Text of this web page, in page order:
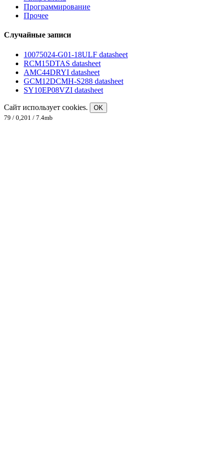
Программирование
Прочее
Случайные записи
10075024-G01-18ULF datasheet
RCM15DTAS datasheet
AMC44DRYI datasheet
GCM12DCMH-S288 datasheet
SY10EP08VZI datasheet
Сайт использует cookies.
OK
79 / 0,201 / 7.4mb